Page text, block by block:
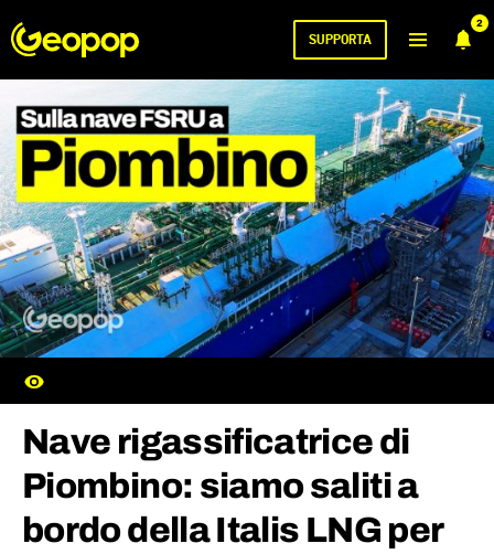
2
SUPPORTA
Nave rigassificatrice di
Piombino: siamo saliti a
bordo della Italis LNG per